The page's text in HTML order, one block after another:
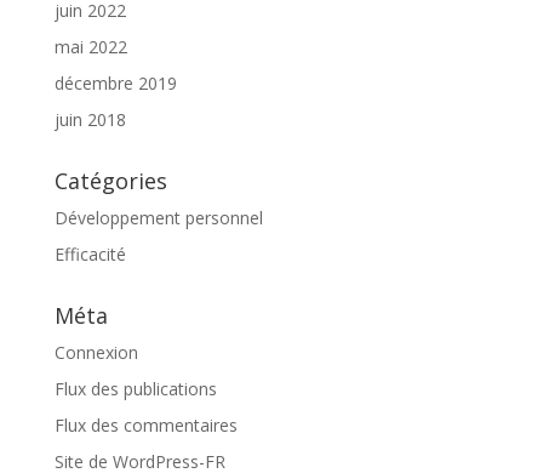
juin 2022
mai 2022
décembre 2019
juin 2018
Catégories
Développement personnel
Efficacité
Méta
Connexion
Flux des publications
Flux des commentaires
Site de WordPress-FR